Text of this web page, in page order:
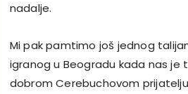
nadalje.
Mi pak pamtimo još jednog
igranog u Beogradu kada nas je
dobrom Cerebuchovom